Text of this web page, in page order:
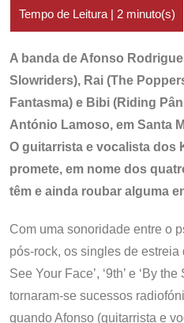
A banda de Afonso
Slowriders), Rai (The
Fantasma) e Bibi (Riding
António Lamoso, em Santa
O guitarrista e vocalista dos
promete, em nome dos
têm e ainda roubar alguma
Com uma sonoridade entre o
pós-rock, os singles de estreia
See Your Face’, ‘9th’ e ‘By
tornaram-se sucessos
quando Afonso (guitarrista e